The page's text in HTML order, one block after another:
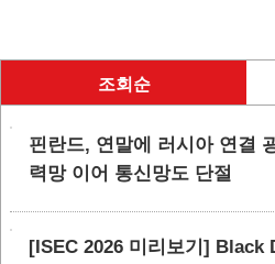
조회순
핀란드, 연말에 러시아 연결
력망 이어 통신망도 단절
[ISEC 2026 미리보기] Black